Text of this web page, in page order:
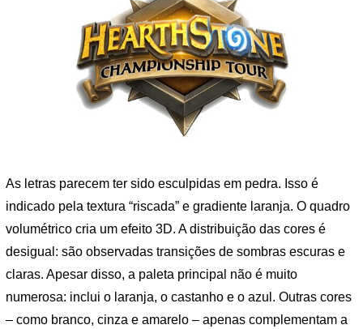
As letras parecem ter sido esculpidas em pedra. Isso é
indicado pela textura “riscada” e gradiente laranja. O quadro
volumétrico cria um efeito 3D. A distribuição das cores é
desigual: são observadas transições de sombras escuras e
claras. Apesar disso, a paleta principal não é muito
numerosa: inclui o laranja, o castanho e o azul. Outras cores
– como branco, cinza e amarelo – apenas complementam a